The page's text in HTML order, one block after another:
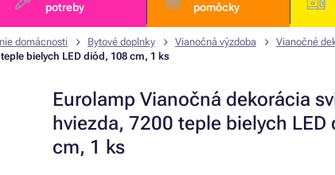
potreby
pomôcky
domácnosti Bytové doplnky Vianočná výzdoba
Vianočné
bielych LED diód, 108 cm, 1 ks
Eurolamp Vianočná dekorácia
hviezda, 7200 teple bielych LED
cm, 1 ks